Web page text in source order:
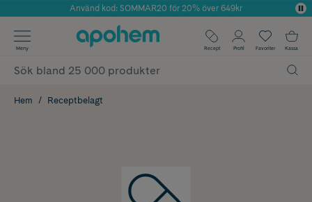
Årets Butik 2025 inom Skönhet
Använd kod: SOMMAR20 för 20% över 649kr
✓ Fri frakt
✓ Poäng på alla köp*
Meny Recept Profil Favoriter Kassa
Hem Receptbelagt